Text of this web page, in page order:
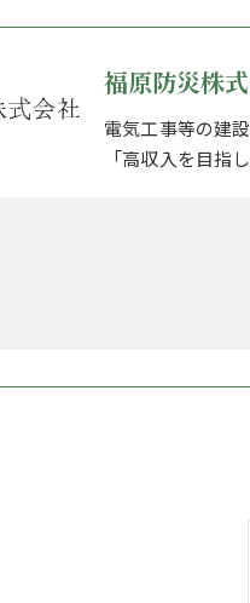
福原防災株
電気工事等の建
「高収入を目指